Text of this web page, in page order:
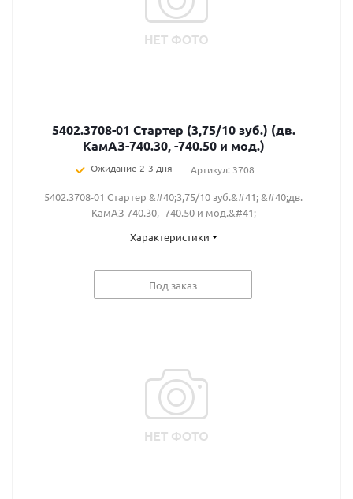
5402.3708-01 Стартер (3,75/10 зуб.) (дв.
КамАЗ-740.30, -740.50 и мод.)
Ожидание 2-3 дня Артикул: 3708
5402.3708-01 Стартер &#40;3,75/10 зуб.&#41; &#40;дв.
КамАЗ-740.30, -740.50 и мод.&#41;
Характеристики
Под заказ